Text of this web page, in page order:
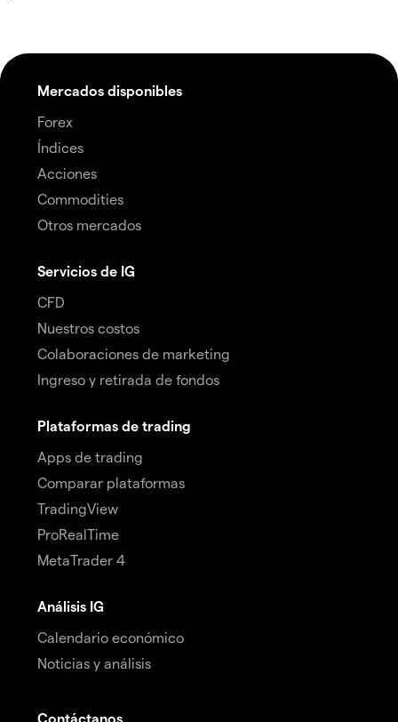
Mercados disponibles
Forex
Índices
Acciones
Commodities
Otros mercados
Servicios de IG
CFD
Nuestros costos
Colaboraciones de marketing
Ingreso y retirada de fondos
Plataformas de trading
Apps de trading
Comparar plataformas
TradingView
ProRealTime
MetaTrader 4
Análisis IG
Calendario económico
Noticias y análisis
Contáctanos